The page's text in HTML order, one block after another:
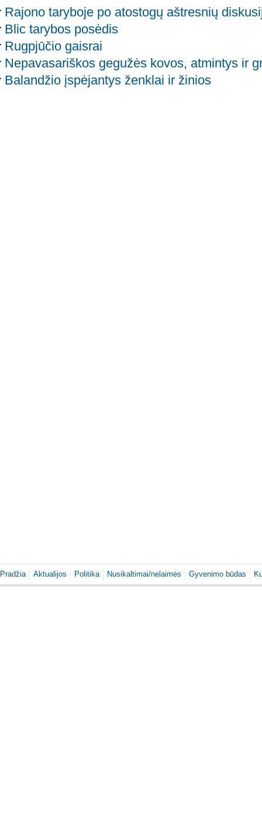
Rajono taryboje po atostogų aštresnių
Blic tarybos posėdis
Rugpjūčio gaisrai
Nepavasariškos gegužės kovos, atmintys ir
Balandžio įspėjantys ženklai ir žinios
Pradžia Aktualijos Politika Nusikaltimai/nelaimės Gyvenimo būdas